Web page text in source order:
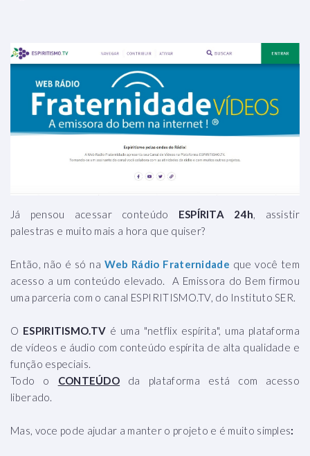
Já pensou acessar conteúdo ESPÍRITA 24h, assistir
palestras e muito mais a hora que quiser?
Então, não é só na Web Rádio Fraternidade que você tem
acesso a um conteúdo elevado. A Emissora do Bem firmou
uma parceria com o canal ESPIRITISMO.TV, do Instituto SER.
O ESPIRITISMO.TV é uma "netflix espírita", uma plataforma
de vídeos e áudio com conteúdo espírita de alta qualidade e
função especiais.
Todo o CONTEÚDO da plataforma está com acesso
liberado.
Mas, voce pode ajudar a manter o projeto e é muito simples: